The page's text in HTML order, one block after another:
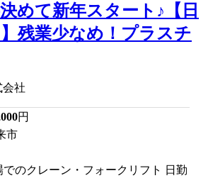
めて新年スタート♪【日
残業少なめ！プラスチ
社
円
市
でのクレーン・フォークリフト 日勤